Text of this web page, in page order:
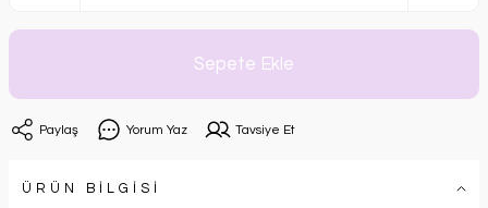
Sepete Ekle
Paylaş Yorum Yaz Tavsiye Et
ÜRÜN BİLGİSİ